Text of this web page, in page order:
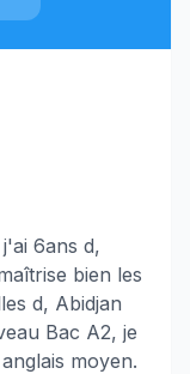
6ans d,
bien les
d, Abidjan
Bac A2, je
moyen.